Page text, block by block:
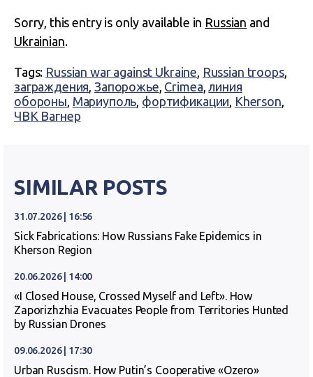
Sorry, this entry is only available in Russian and
Ukrainian.
Tags: Russian war against Ukraine, Russian troops,
заграждения,Запорожье, Crimea,линия
обороны, Мариуполь, фортификации, Kherson,
ЧВК Вагнер
SIMILAR POSTS
31.07.2026 | 16:56
Sick Fabrications: How Russians Fake Epidemics in
Kherson Region
20.06.2026 | 14:00
«I Closed House, Crossed Myself and Left». How
Zaporizhzhia Evacuates People from Territories Hunted
by Russian Drones
09.06.2026 | 17:30
Urban Ruscism. How Putin’s Cooperative «Ozero»